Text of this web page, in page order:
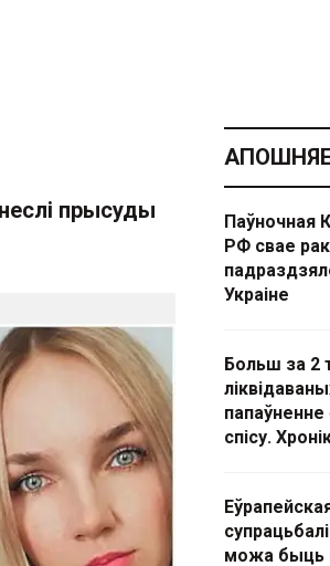
прысуды
Паўночная
РФ свае
Украіне
Больш за 2
папаўненне
спісу.
можа быць